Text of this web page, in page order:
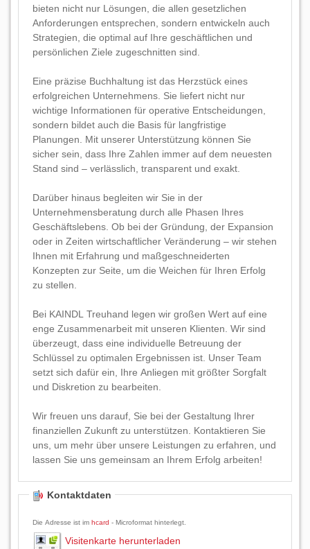
bieten nicht nur Lösungen, die allen gesetzlichen
Anforderungen entsprechen, sondern entwickeln auch
Strategien, die optimal auf Ihre geschäftlichen und
persönlichen Ziele zugeschnitten sind.
Eine präzise Buchhaltung ist das Herzstück eines
erfolgreichen Unternehmens. Sie liefert nicht nur
wichtige Informationen für operative Entscheidungen,
sondern bildet auch die Basis für langfristige
Planungen. Mit unserer Unterstützung können Sie
sicher sein, dass Ihre Zahlen immer auf dem neuesten
Stand sind – verlässlich, transparent und exakt.
Darüber hinaus begleiten wir Sie in der
Unternehmensberatung durch alle Phasen Ihres
Geschäftslebens. Ob bei der Gründung, der Expansion
oder in Zeiten wirtschaftlicher Veränderung – wir stehen
Ihnen mit Erfahrung und maßgeschneiderten
Konzepten zur Seite, um die Weichen für Ihren Erfolg
zu stellen.
Bei KAINDL Treuhand legen wir großen Wert auf eine
enge Zusammenarbeit mit unseren Klienten. Wir sind
überzeugt, dass eine individuelle Betreuung der
Schlüssel zu optimalen Ergebnissen ist. Unser Team
setzt sich dafür ein, Ihre Anliegen mit größter Sorgfalt
und Diskretion zu bearbeiten.
Wir freuen uns darauf, Sie bei der Gestaltung Ihrer
finanziellen Zukunft zu unterstützen. Kontaktieren Sie
uns, um mehr über unsere Leistungen zu erfahren, und
lassen Sie uns gemeinsam an Ihrem Erfolg arbeiten!
Kontaktdaten
Die Adresse ist im hcard - Microformat hinterlegt.
Visitenkarte herunterladen